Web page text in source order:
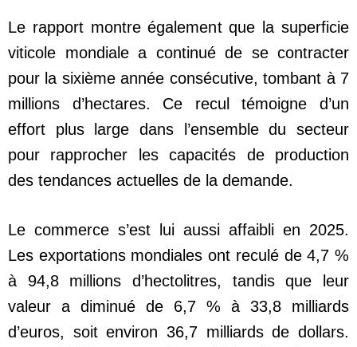
Le rapport montre également que la superficie
viticole mondiale a continué de se contracter
pour la sixième année consécutive, tombant à 7
millions d’hectares. Ce recul témoigne d’un
effort plus large dans l’ensemble du secteur
pour rapprocher les capacités de production
des tendances actuelles de la demande.
Le commerce s’est lui aussi affaibli en 2025.
Les exportations mondiales ont reculé de 4,7 %
à 94,8 millions d’hectolitres, tandis que leur
valeur a diminué de 6,7 % à 33,8 milliards
d’euros, soit environ 36,7 milliards de dollars.